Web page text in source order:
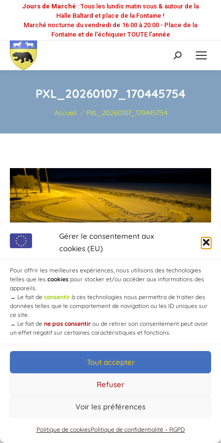
Gérer le consentement aux
cookies (EU)
Pour offrir les meilleures expériences, nous utilisons des technologies
telles que les cookies pour stocker et/ou accéder aux informations des
appareils.
→ Le fait de consentir à ces technologies nous permettra de traiter des
données telles que le comportement de navigation ou les ID uniques sur
ce site.
→ Le fait de ne pas consentir ou de retirer son consentement peut avoir
un effet négatif sur certaines caractéristiques et fonctions.
Tout accepter
Refuser
Voir les préférences
Politique de cookiesPolitique de confidentialité – RGPD
Jours de Marché : Tous les lundis matin sous & autour de la
Halle Baltard et place de la Fontaine !
Marché nocturne du vendredi de 16:00 à 20:00 - Place de la
Fontaine et de l'échiquier TOUTE l'année
Recherche
:
PXL_20260107_170445754
Vous êtes ici :
Accueil PXL_20260107_170445754
© Mairie de Chaource [2004-2024] | Tous droits réservés.